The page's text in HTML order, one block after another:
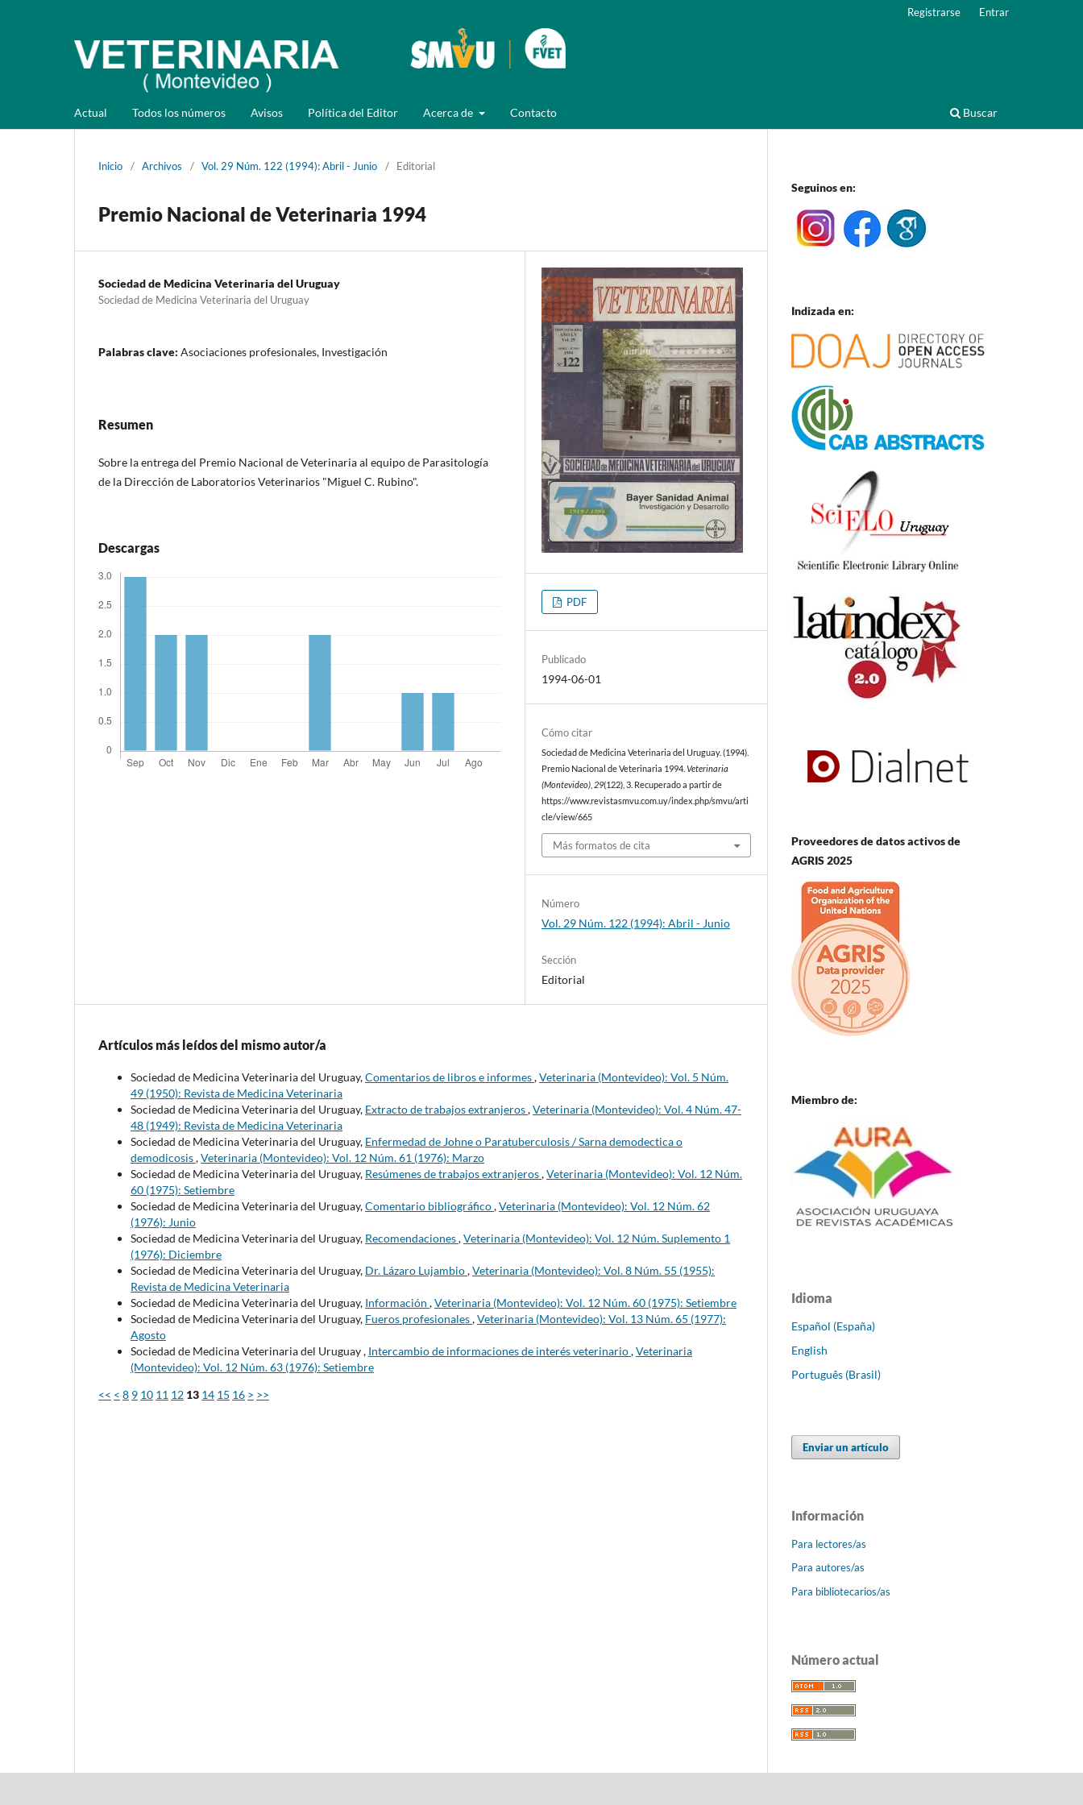
Actual Todos los números Avisos Política del Editor Acerca de Contacto Buscar
Registrarse Entrar
Inicio / Archivos / Vol. 29 Núm. 122 (1994): Abril - Junio / Editorial
Premio Nacional de Veterinaria 1994
Sociedad de Medicina Veterinaria del Uruguay
Sociedad de Medicina Veterinaria del Uruguay
Palabras clave: Asociaciones profesionales, Investigación
Resumen
Sobre la entrega del Premio Nacional de Veterinaria al equipo de Parasitología
de la Dirección de Laboratorios Veterinarios "Miguel C. Rubino".
Descargas
PDF
Publicado
1994-06-01
Cómo citar
Sociedad de Medicina Veterinaria del Uruguay. (1994).
Premio Nacional de Veterinaria 1994.Veterinaria
(Montevideo) 29(122), 3. Recuperado a partir de
https://www.revistasmvu.com.uy/index.php/smvu/arti
cle/view/665
Más formatos de cita
Número
Vol. 29 Núm. 122 (1994): Abril - Junio
Sección
Editorial
Artículos más leídos del mismo autor/a
Sociedad de Medicina Veterinaria del Uruguay,Comentarios de libros e informes,Veterinaria (Montevideo): Vol. 5 Núm.
49 (1950): Revista de Medicina Veterinaria
Sociedad de Medicina Veterinaria del Uruguay, Extracto de trabajos extranjeros,Veterinaria (Montevideo): Vol. 4 Núm. 47-
48 (1949): Revista de Medicina Veterinaria
Sociedad de Medicina Veterinaria del Uruguay, Enfermedad de Johne o Paratuberculosis / Sarna demodectica o
demodicosis,Veterinaria (Montevideo): Vol. 12 Núm. 61 (1976): Marzo
Sociedad de Medicina Veterinaria del Uruguay, Resúmenes de trabajos extranjeros,Veterinaria (Montevideo): Vol. 12 Núm.
60 (1975): Setiembre
Sociedad de Medicina Veterinaria del Uruguay,Comentario bibliográfico,Veterinaria (Montevideo): Vol. 12 Núm. 62
(1976): Junio
Sociedad de Medicina Veterinaria del Uruguay, Recomendaciones,Veterinaria (Montevideo): Vol. 12 Núm. Suplemento 1
(1976): Diciembre
Sociedad de Medicina Veterinaria del Uruguay, Dr. Lázaro Lujambio,Veterinaria (Montevideo): Vol. 8 Núm. 55 (1955):
Revista de Medicina Veterinaria
Sociedad de Medicina Veterinaria del Uruguay, Información ,Veterinaria (Montevideo): Vol. 12 Núm. 60 (1975): Setiembre
Sociedad de Medicina Veterinaria del Uruguay, Fueros profesionales,Veterinaria (Montevideo): Vol. 13 Núm. 65 (1977):
Agosto
Sociedad de Medicina Veterinaria del Uruguay , Intercambio de informaciones de interés veterinario,Veterinaria
(Montevideo): Vol. 12 Núm. 63 (1976): Setiembre
<< < 8 9 10 11 12 13 14 15 16 > >>
Seguinos en:
Indizada en:
Proveedores de datos activos de
AGRIS 2025
Miembro de:
Idioma
Español (España)
English
Português (Brasil)
Enviar un artículo
Información
Para lectores/as
Para autores/as
Para bibliotecarios/as
Número actual